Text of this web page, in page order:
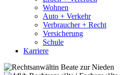
Wohnen
Auto + Verkehr
Verbraucher + Recht
Versicherung
Schule
Karriere